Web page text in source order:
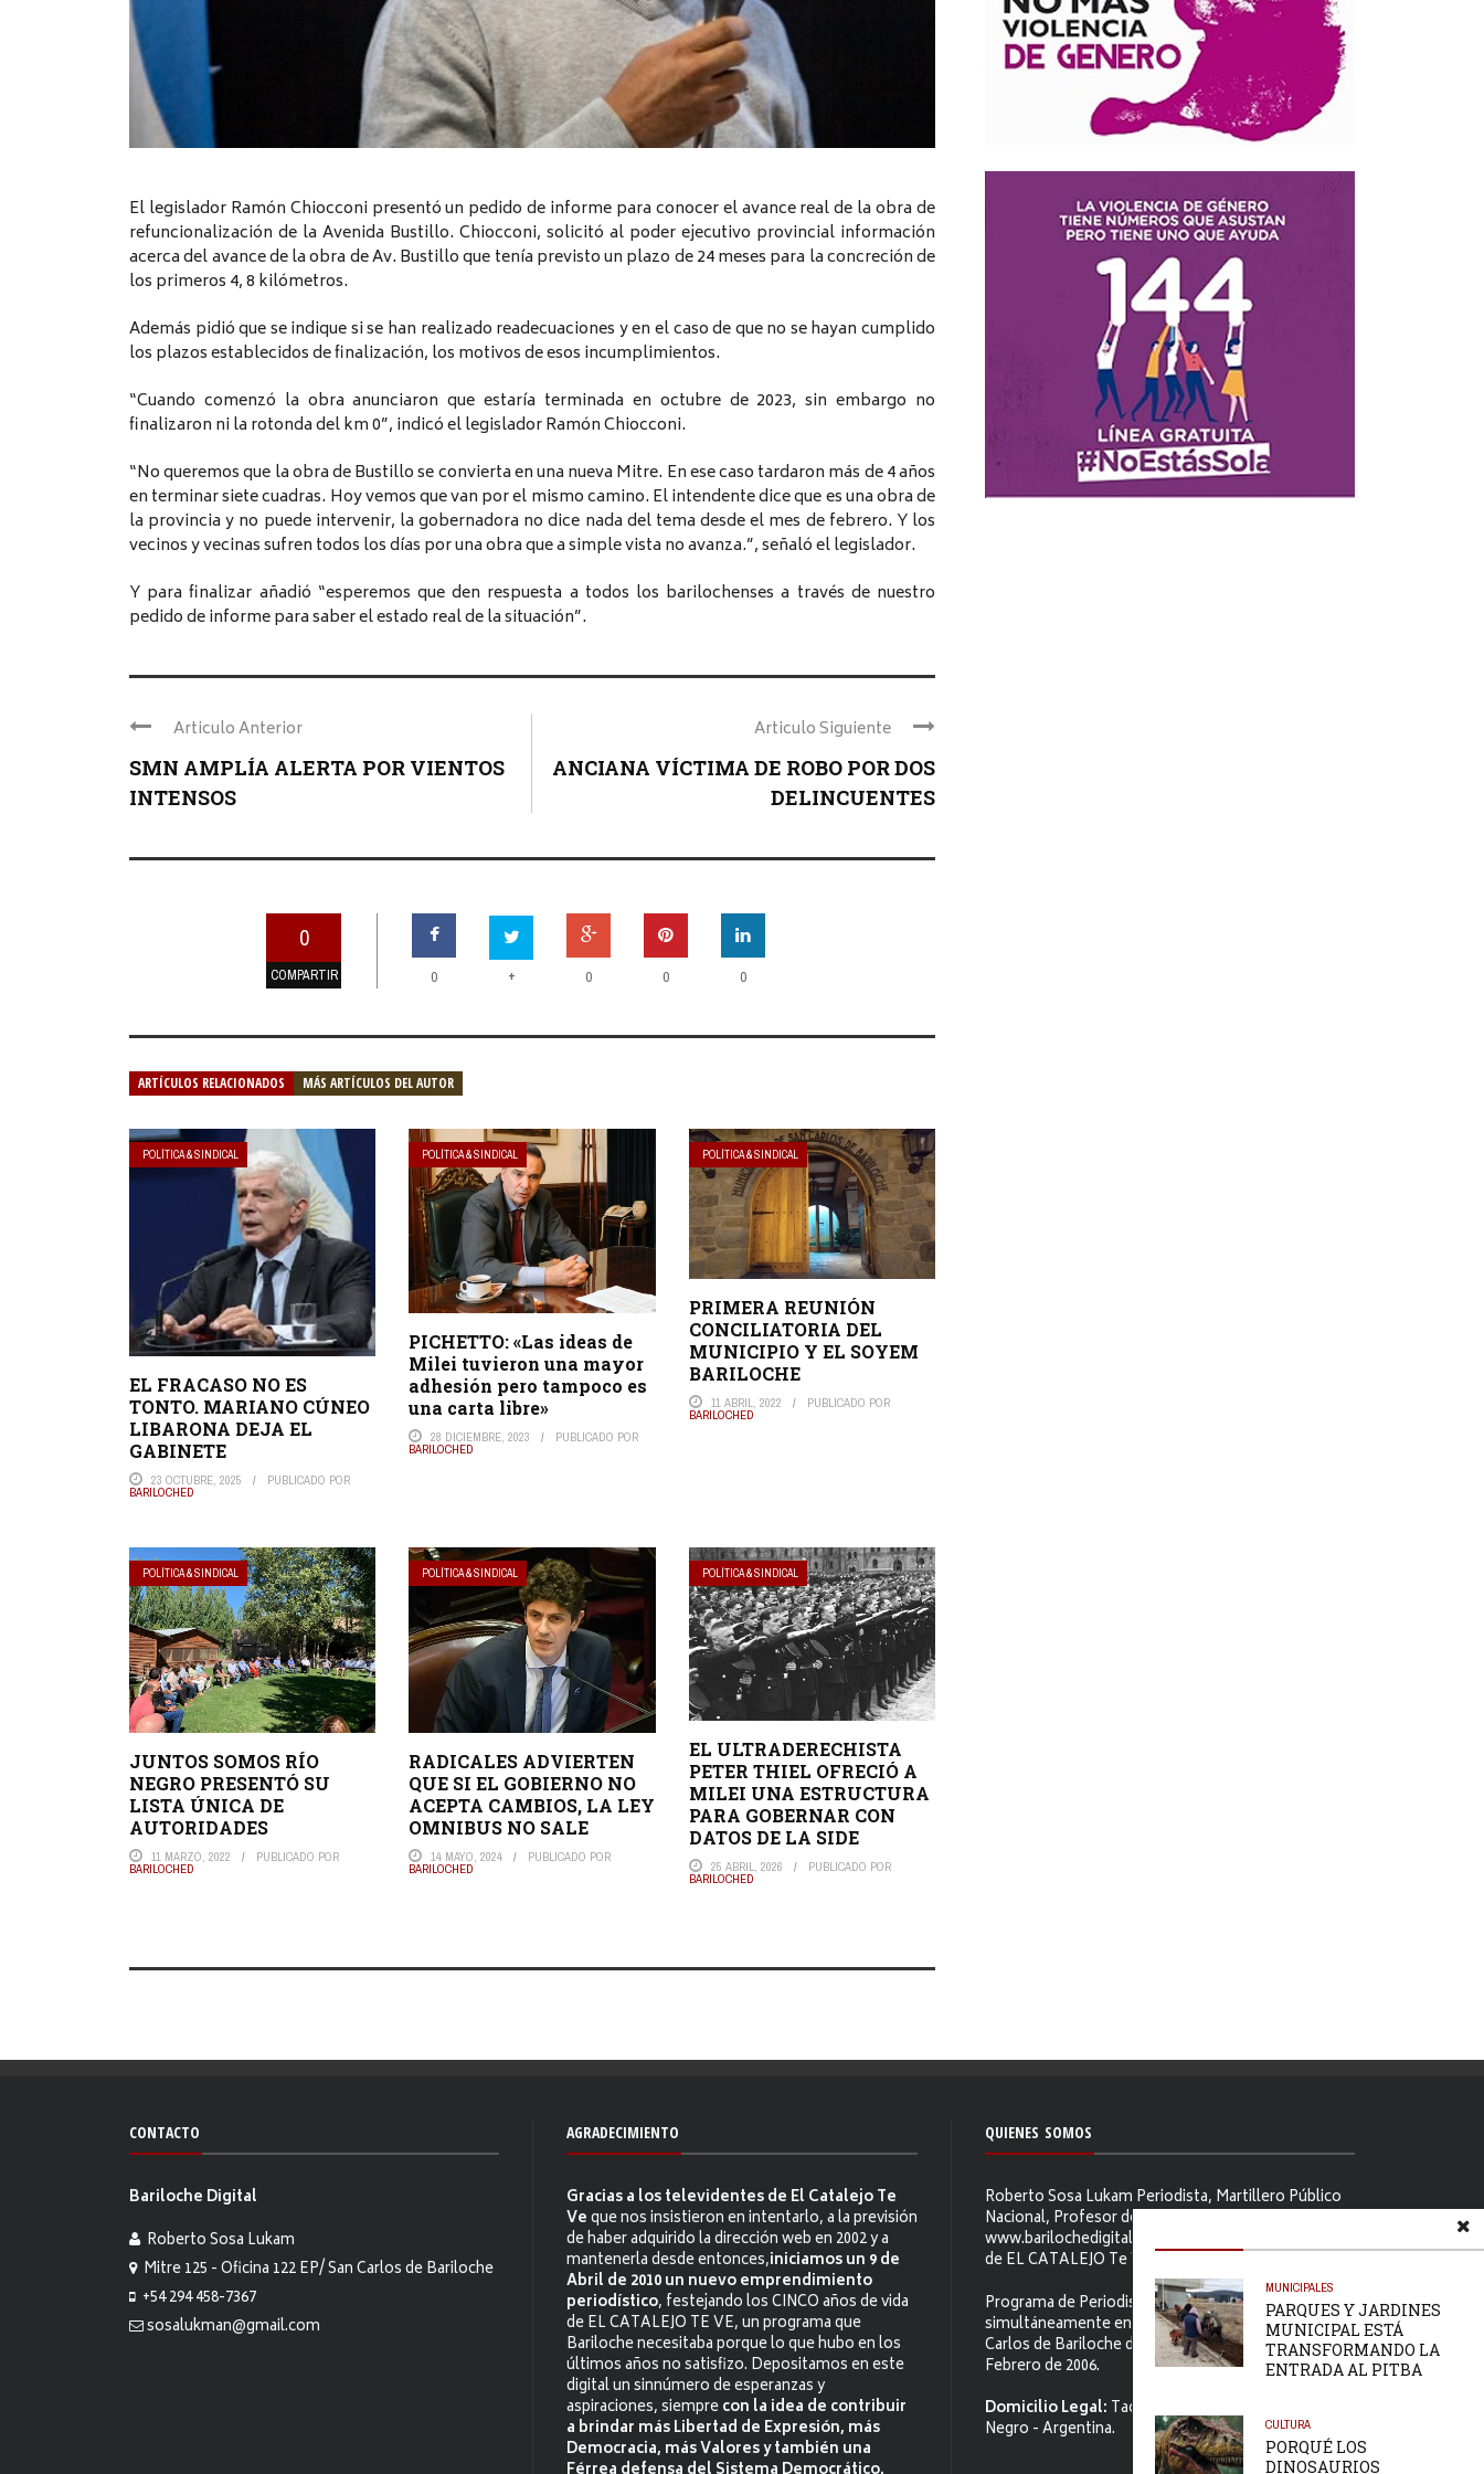
El legislador Ramón Chiocconi presentó un pedido de informe para conocer el avance real de la obra de
refuncionalización de la Avenida Bustillo. Chiocconi, solicitó al poder ejecutivo provincial información
acerca del avance de la obra de Av. Bustillo que tenía previsto un plazo de 24 meses para la concreción de
los primeros 4, 8 kilómetros.
Además pidió que se indique si se han realizado readecuaciones y en el caso de que no se hayan cumplido
los plazos establecidos de finalización, los motivos de esos incumplimientos.
“Cuando comenzó la obra anunciaron que estaría terminada en octubre de 2023, sin embargo no
finalizaron ni la rotonda del km 0”, indicó el legislador Ramón Chiocconi.
“No queremos que la obra de Bustillo se convierta en una nueva Mitre. En ese caso tardaron más de 4 años
en terminar siete cuadras. Hoy vemos que van por el mismo camino. El intendente dice que es una obra de
la provincia y no puede intervenir, la gobernadora no dice nada del tema desde el mes de febrero. Y los
vecinos y vecinas sufren todos los días por una obra que a simple vista no avanza.”, señaló el legislador.
Y para finalizar añadió “esperemos que den respuesta a todos los barilochenses a través de nuestro
pedido de informe para saber el estado real de la situación”.
Articulo Anterior
SMN AMPLÍA ALERTA POR VIENTOS
INTENSOS
Articulo Siguiente
ANCIANA VÍCTIMA DE ROBO POR DOS
DELINCUENTES
0
COMPARTIR 0 + 0 0 0
ARTÍCULOS RELACIONADOS MÁS ARTÍCULOS DEL AUTOR
POLÍTICA & SINDICAL
EL FRACASO NO ES
TONTO. MARIANO CÚNEO
LIBARONA DEJA EL
GABINETE
23 OCTUBRE, 2025 PUBLICADO POR
BARILOCHED
POLÍTICA & SINDICAL
PICHETTO: «Las ideas de
Milei tuvieron una mayor
adhesión pero tampoco es
una carta libre»
28 DICIEMBRE, 2023 PUBLICADO POR
BARILOCHED
POLÍTICA & SINDICAL
PRIMERA REUNIÓN
CONCILIATORIA DEL
MUNICIPIO Y EL SOYEM
BARILOCHE
11 ABRIL, 2022 PUBLICADO POR
BARILOCHED
POLÍTICA & SINDICAL
JUNTOS SOMOS RÍO
NEGRO PRESENTÓ SU
LISTA ÚNICA DE
AUTORIDADES
11 MARZO, 2022 PUBLICADO POR
BARILOCHED
POLÍTICA & SINDICAL
RADICALES ADVIERTEN
QUE SI EL GOBIERNO NO
ACEPTA CAMBIOS, LA LEY
OMNIBUS NO SALE
14 MAYO, 2024 PUBLICADO POR
BARILOCHED
POLÍTICA & SINDICAL
EL ULTRADERECHISTA
PETER THIEL OFRECIÓ A
MILEI UNA ESTRUCTURA
PARA GOBERNAR CON
DATOS DE LA SIDE
25 ABRIL, 2026 PUBLICADO POR
BARILOCHED
MUNICIPALES
PARQUES Y JARDINES
MUNICIPAL ESTÁ
TRANSFORMANDO LA
ENTRADA AL PITBA
CULTURA
PORQUÉ LOS
DINOSAURIOS
CONTACTO
Bariloche Digital
Roberto Sosa Lukam
Mitre 125 - Oficina 122 EP/ San Carlos de Bariloche
+54 294 458-7367
sosalukman@gmail.com
AGRADECIMIENTO
Gracias a los televidentes de El Catalejo Te
Veque nos insistieron en intentarlo, a la previsión
de haber adquirido la dirección web en 2002 y a
mantenerla desde entonces,iniciamos un 9 de
Abril de 2010 un nuevo emprendimiento
periodístico, festejando los CINCO años de vida
de EL CATALEJO TE VE, un programa que
Bariloche necesitaba porque lo que hubo en los
últimos años no satisfizo. Depositamos en este
digital un sinnúmero de esperanzas y
aspiraciones, siemprecon la idea de contribuir
a brindar más Libertad de Expresión, más
Democracia, más Valores y también una
QUIENES SOMOS
Roberto Sosa Lukam Periodista, Martillero Público
Nacional, Profesor de Ciencias Sociales, Editor de
www.barilochedigital.com y Conductor y Productor
de EL CATALEJO Te Ve.
Programa de Periodismo Político que se difunde
simultáneamente en ambos Video-cables de San
Carlos de Bariloche desde el primer jueves de
Febrero de 2006.
Domicilio Legal: Tacuarí 52. S.C. de Bariloche, Río
Negro - Argentina.